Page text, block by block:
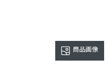
商品画像